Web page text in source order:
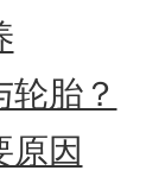
胎？
原因